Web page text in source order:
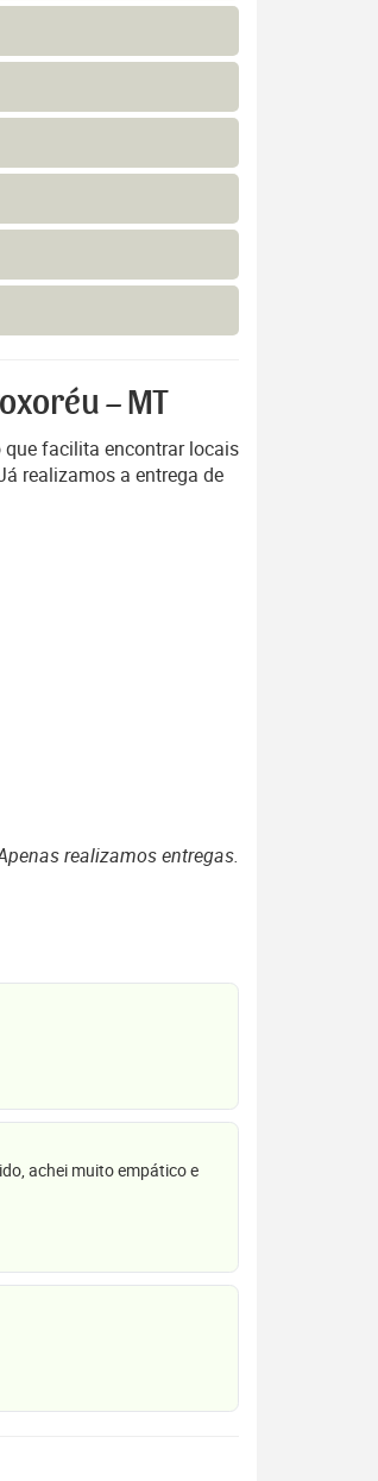
– MT
que facilita encontrar locais
realizamos a entrega de
realizamos entregas.
achei muito empático e